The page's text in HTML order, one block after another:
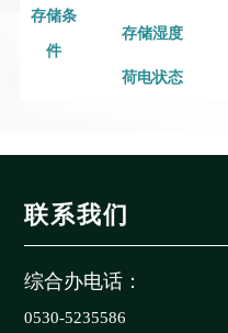
存储条
件
存储湿度
荷电状态
联系我们
综合办电话：
0530-5235586